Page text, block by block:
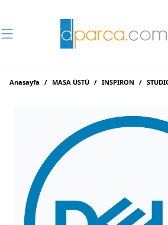
Anasayfa / MASA ÜSTÜ / INSPIRON /